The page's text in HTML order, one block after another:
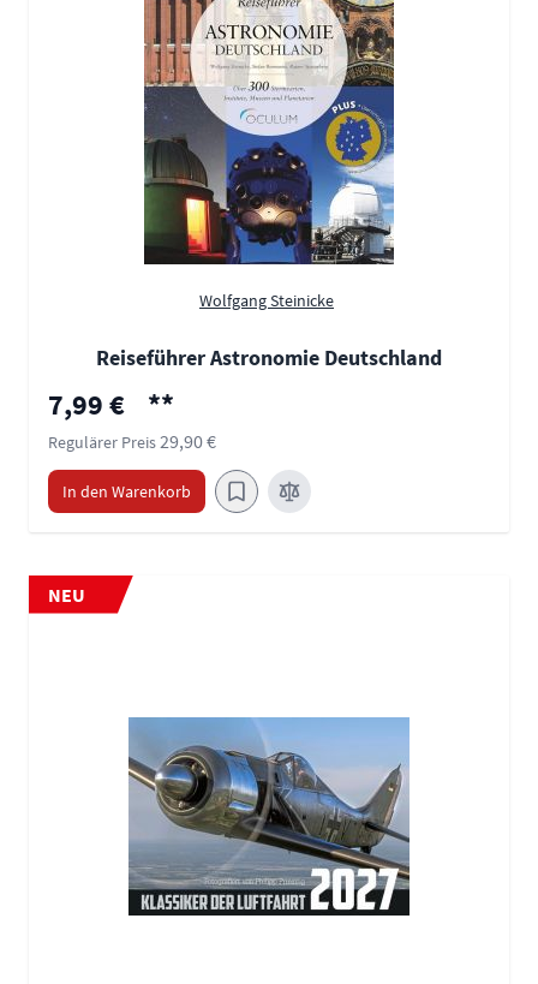
Wolfgang Steinicke
Reiseführer Astronomie Deutschland
Sonderpreis
7,99 € **
Regulärer Preis29,90 €
In den Warenkorb
NEU